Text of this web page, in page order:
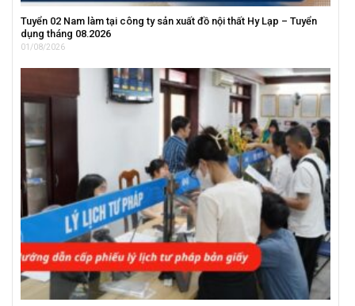
Tuyển 02 Nam làm tại công ty sản xuất đồ nội thất Hy Lạp – Tuyển
dụng tháng 08.2026
01/08/2026